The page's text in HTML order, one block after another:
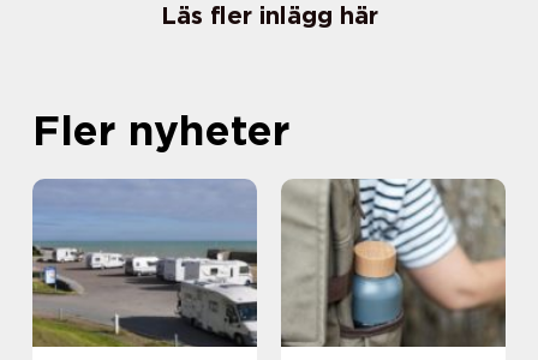
Läs fler inlägg här
Fler nyheter